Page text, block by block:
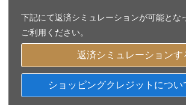
下記にて返済シミュレーションが可能とな
ご利用ください。
返済シミュレーションす
ショッピングクレジットについ